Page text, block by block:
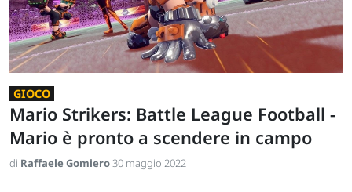
GIOCO
Mario Strikers: Battle League Football -
Mario è pronto a scendere in campo
di Raffaele Gomiero 30 maggio 2022